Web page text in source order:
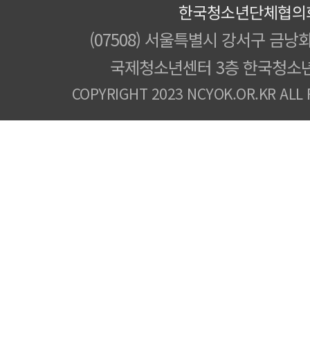
한국청소년단체협
(07508) 서울특별시 강서구 금낭
국제청소년센터 3층 한국청소
COPYRIGHT 2023 NCYOK.OR.KR ALL